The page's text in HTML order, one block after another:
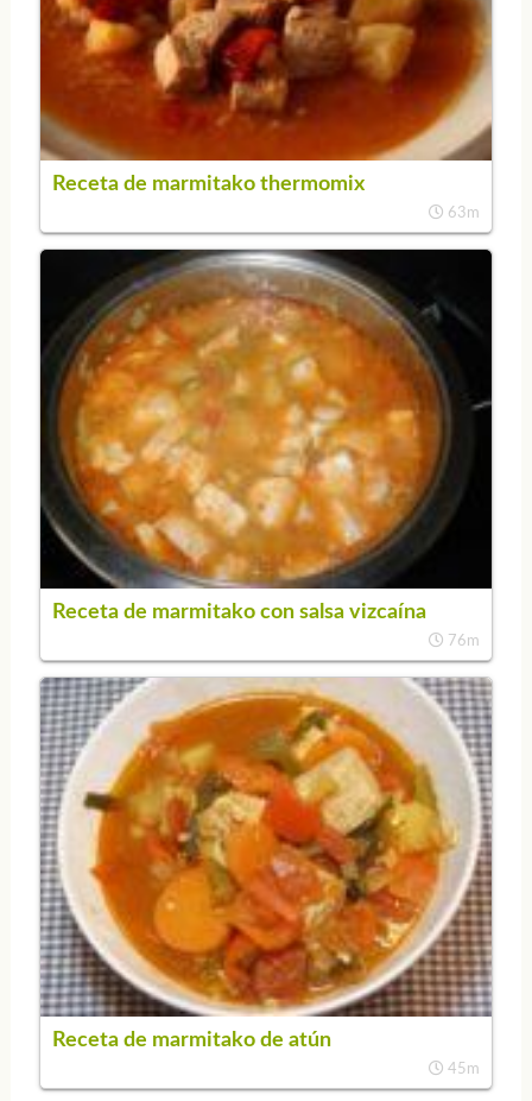
Receta de marmitako thermomix
63m
Receta de marmitako con salsa vizcaína
76m
Receta de marmitako de atún
45m